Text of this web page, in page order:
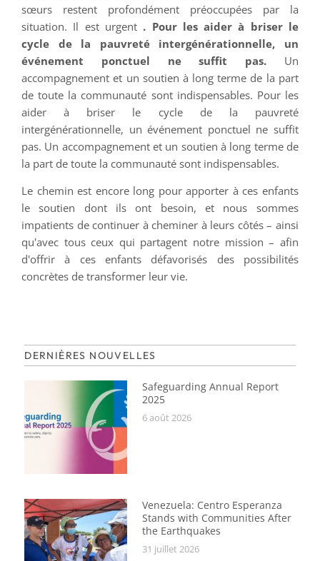
sœurs restent profondément préoccupées par la
situation. Il est urgent . Pour les aider à briser le
cycle de la pauvreté intergénérationnelle, un
événement ponctuel ne suffit pas. Un
accompagnement et un soutien à long terme de la part
de toute la communauté sont indispensables. Pour les
aider à briser le cycle de la pauvreté
intergénérationnelle, un événement ponctuel ne suffit
pas. Un accompagnement et un soutien à long terme de
la part de toute la communauté sont indispensables.
Le chemin est encore long pour apporter à ces enfants
le soutien dont ils ont besoin, et nous sommes
impatients de continuer à cheminer à leurs côtés – ainsi
qu'avec tous ceux qui partagent notre mission – afin
d'offrir à ces enfants défavorisés des possibilités
concrètes de transformer leur vie.
DERNIÈRES NOUVELLES
Safeguarding Annual Report
2025
6 août 2026
Venezuela: Centro Esperanza
Stands with Communities After
the Earthquakes
31 juillet 2026